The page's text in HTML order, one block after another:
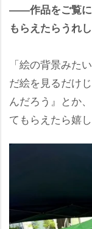
――作品をご覧に
もらえたらうれ
「絵の背景みた
だ絵を見るだけ
んだろう』とか
てもらえたら嬉し